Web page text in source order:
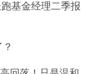
A股应该讲已
基金经理二季报